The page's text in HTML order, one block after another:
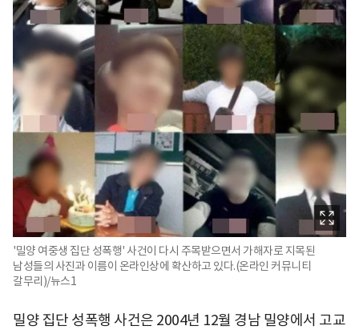
'밀양 여중생 집단 성폭행' 사건이 다시 주목받으면서 가해자로 지목된
남성들의 사진과 이름이 온라인상에 확산하고 있다.(온라인 커뮤니티
갈무리)/뉴스1
밀양 집단 성폭행 사건은 2004년 12월 경남 밀양에서 고교